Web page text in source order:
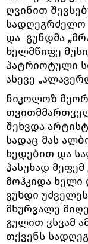
ღვინით
სადღეგრძელო
და გუნდმა
ხელმწიფე
პატრიოტული
ასევე
ნიკოლოზ
შეხვდა
სადაც მას
ხედებით და
პასუხად
მოჰკიდა ხელი
ვუხდი
მხურვალე
გულით ვსვამ
თქვენს